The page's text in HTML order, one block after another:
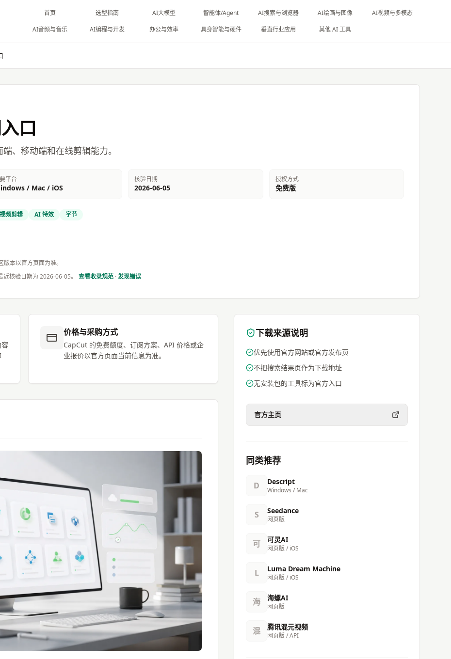
首页 选型指南 AI大模型 智能体/Agent AI搜索与浏览器 AI绘画与图像
AI视频与多模态
AI音频与音乐
AI编程与开发 办公与效率 具身智能与硬件 垂直行业应用 其他 AI 工具
口
、移动端和在线剪辑能力。
平台
/ Mac / iOS
核验日期
2026-06-05
授权方式
免费版
视频剪辑 AI 特效 字节
本以官方页面为准。
近核验日期为 2026-06-05。 查看收录规范 ·发现错误
价格与采购方式
CapCut 的免费额度、订阅方案、API 价格或企
业报价以官方页面当前信息为准。
下载来源说明
优先使用官方网站或官方发布页
不把搜索结果页作为下载地址
无安装包的工具标为官方入口
官方主页
同类推荐
D Descript
Windows / Mac
S Seedance
网页版
可 可灵AI
网页版 / iOS
L Luma Dream Machine
网页版 / iOS
海 海螺AI
网页版
混 腾讯混元视频
网页版 / API